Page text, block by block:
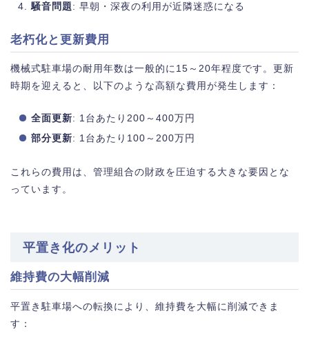
騒音問題: 早朝・深夜の利用が近隣迷惑になる
老朽化と更新費用
機械式駐車場の耐用年数は一般的に15～20年程度です。更新
時期を迎えると、以下のような高額な費用が発生します：
全面更新: 1台あたり200～400万円
部分更新: 1台あたり100～200万円
これらの費用は、管理組合の財政を圧迫する大きな要因とな
っています。
平置き化のメリット
維持費の大幅削減
平置き駐車場への転換により、維持費を大幅に削減できま
す：